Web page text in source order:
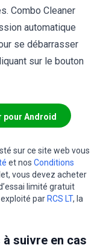
Combo Cleaner
automatique
se débarrasser
sur le bouton
pour Android
sur ce site web vous
et nos Conditions
vous devez acheter
limité gratuit
par RCS LT, la
suivre en cas